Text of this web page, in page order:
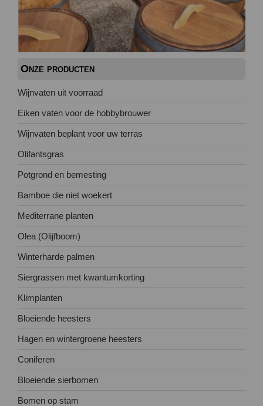
Onze producten
Wijnvaten uit voorraad
Eiken vaten voor de hobbybrouwer
Wijnvaten beplant voor uw terras
Olifantsgras
Potgrond en bemesting
Bamboe die niet woekert
Mediterrane planten
Olea (Olijfboom)
Winterharde palmen
Siergrassen met kwantumkorting
Klimplanten
Bloeiende heesters
Hagen en wintergroene heesters
Coniferen
Bloeiende sierbomen
Bomen op stam